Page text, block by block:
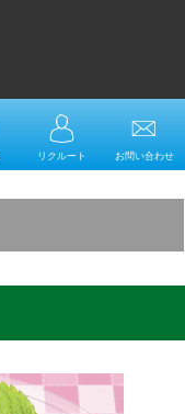
リクルート お問い合わせ